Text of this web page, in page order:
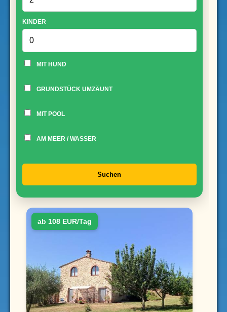
KINDER
MIT HUND
GRUNDSTÜCK UMZÄUNT
MIT POOL
AM MEER / WASSER
Suchen
ab 108 EUR/Tag